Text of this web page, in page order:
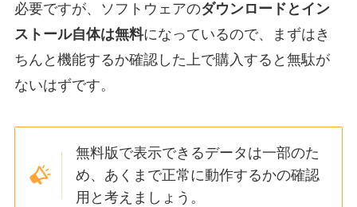
必要ですが、ソフトウェアのダウンロードとイン
ストール自体は無料になっているので、まずはき
ちんと機能するか確認した上で購入すると無駄が
ないはずです。
無料版で表示できるデータは一部のた
め、あくまで正常に動作するかの確認
用と考えましょう。